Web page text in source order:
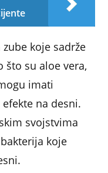
koje sadrže
što su aloe vera,
imati
na desni.
svojstvima
koje